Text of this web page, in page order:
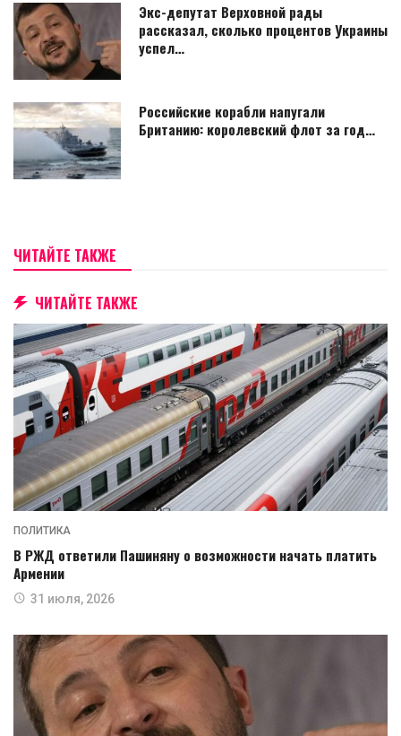
Экс-депутат Верховной рады
рассказал, сколько процентов Украины
успел…
Российские корабли напугали
Британию: королевский флот за год…
ЧИТАЙТЕ ТАКЖЕ
ЧИТАЙТЕ ТАКЖЕ
ПОЛИТИКА
В РЖД ответили Пашиняну о возможности начать платить
Армении
31 июля, 2026